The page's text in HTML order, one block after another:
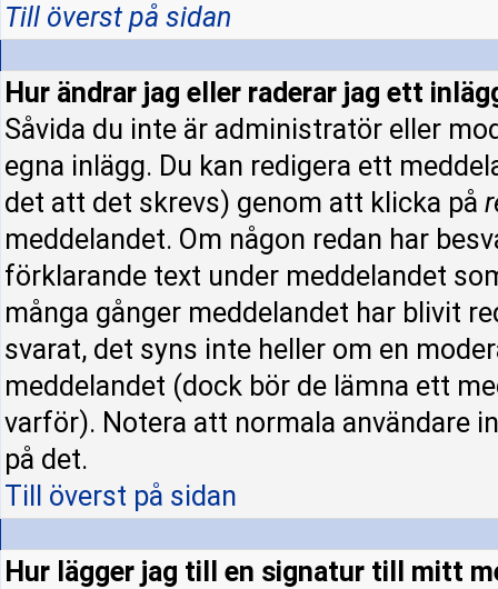
Till överst på sidan
Hur ändrar jag eller raderar jag ett
Såvida du inte är administratör eller
egna inlägg. Du kan redigera ett
det att det skrevs) genom att klicka på
meddelandet. Om någon redan har
förklarande text under meddelandet
många gånger meddelandet har blivit
svarat, det syns inte heller om en
meddelandet (dock bör de lämna ett
varför). Notera att normala användare
på det.
Till överst på sidan
Hur lägger jag till en signatur till mitt